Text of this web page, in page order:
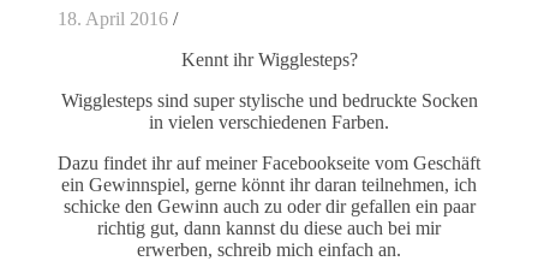
18. April 2016 /
Kennt ihr Wigglesteps?
Wigglesteps sind super stylische und bedruckte Socken
in vielen verschiedenen Farben.
Dazu findet ihr auf meiner Facebookseite vom Geschäft
ein Gewinnspiel, gerne könnt ihr daran teilnehmen, ich
schicke den Gewinn auch zu oder dir gefallen ein paar
richtig gut, dann kannst du diese auch bei mir
erwerben, schreib mich einfach an.